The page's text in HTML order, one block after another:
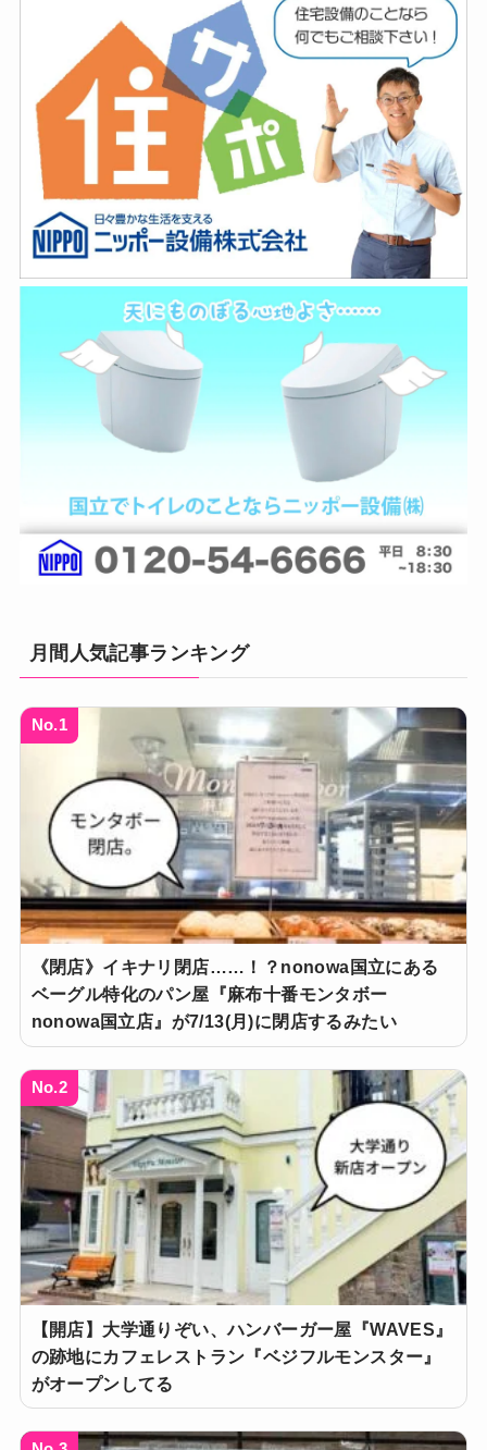
月間人気記事ランキング
No.1
《閉店》イキナリ閉店……！？nonowa国立にある
ベーグル特化のパン屋『麻布十番モンタボー
nonowa国立店』が7/13(月)に閉店するみたい
No.2
【開店】大学通りぞい、ハンバーガー屋『WAVES』
の跡地にカフェレストラン『ベジフルモンスター』
がオープンしてる